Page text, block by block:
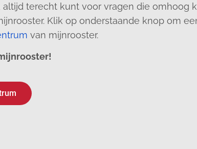
altijd terecht kunt voor vragen die omhoog
Klik op onderstaande knop om
van mijnrooster.